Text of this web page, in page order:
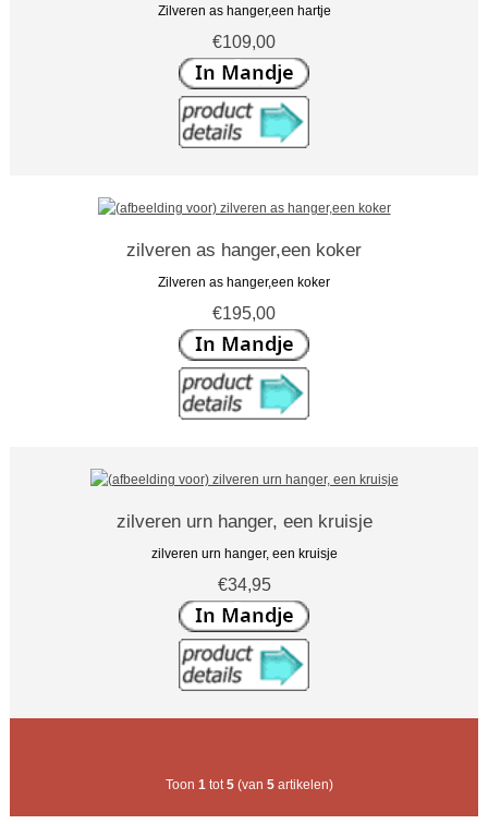
Zilveren as hanger,een hartje
€109,00
zilveren as hanger,een koker
Zilveren as hanger,een koker
€195,00
zilveren urn hanger, een kruisje
zilveren urn hanger, een kruisje
€34,95
Toon 1 tot 5 (van 5 artikelen)